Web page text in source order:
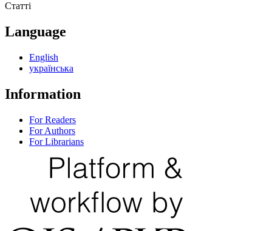
Статті
Language
English
українська
Information
For Readers
For Authors
For Librarians